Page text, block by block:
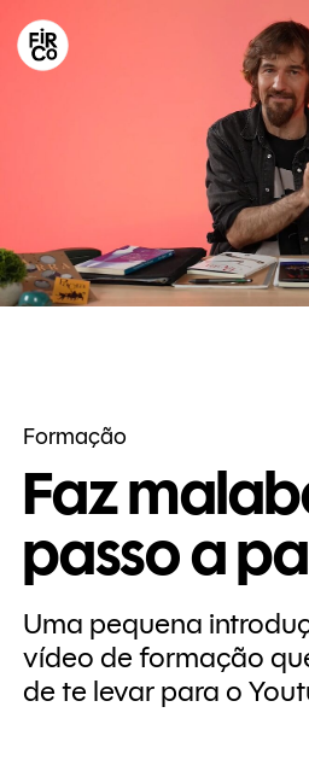
Formação
Faz
passo a
Uma pequena
vídeo de formação
de te levar para o